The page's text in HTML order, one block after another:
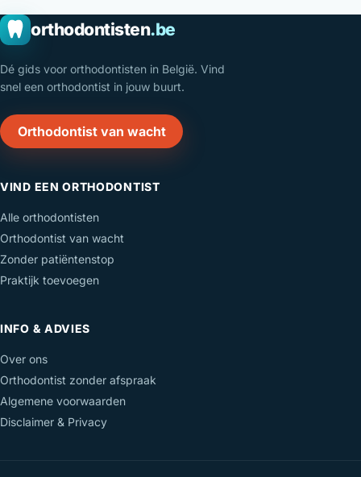
orthodontisten.be
Dé gids voor orthodontisten in België. Vind
snel een orthodontist in jouw buurt.
Orthodontist van wacht
VIND EEN ORTHODONTIST
Alle orthodontisten
Orthodontist van wacht
Zonder patiëntenstop
Praktijk toevoegen
INFO & ADVIES
Over ons
Orthodontist zonder afspraak
Algemene voorwaarden
Disclaimer & Privacy